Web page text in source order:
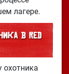
лагере.
в Red
охотника